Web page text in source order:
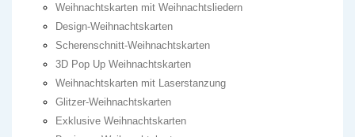
Weihnachtskarten mit Weihnachtsliedern
Design-Weihnachtskarten
Scherenschnitt-Weihnachtskarten
3D Pop Up Weihnachtskarten
Weihnachtskarten mit Laserstanzung
Glitzer-Weihnachtskarten
Exklusive Weihnachtskarten